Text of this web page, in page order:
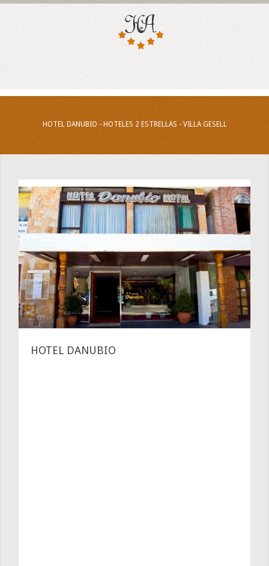
HOTEL DANUBIO - HOTELES 2 ESTRELLAS - VILLA GESELL
HOTEL DANUBIO